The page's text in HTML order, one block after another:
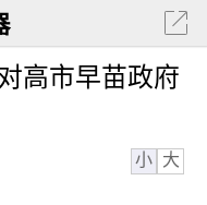
高市早苗政府
小 大